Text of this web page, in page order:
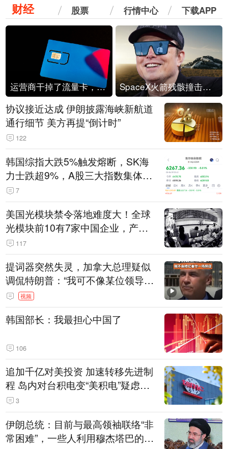
财经 股票 行情中心 下载APP
运营商干掉了流量卡，他们真的玩不起了 SpaceX火箭残骸撞击月球
协议接近达成 伊朗披露海峡新航道
通行细节 美方再提“倒计时”
122
韩国综指大跌5%触发熔断，SK海
力士跌超9%，A股三大指数集体低
开 7
美国光模块禁令落地难度大！全球
光模块前10有7家中国企业，产业
界人士：想“脱钩”并不容易
117
提词器突然失灵，加拿大总理疑似
调侃特朗普：“我可不像某位领导
人，把这当成一场阴谋”，全场哄笑
视频
韩国部长：我最担心中国了
106
追加千亿对美投资 加速转移先进制
程 岛内对台积电变“美积电”疑虑担
忧加剧
3
伊朗总统：目前与最高领袖联络“非
常困难”，一些人利用穆杰塔巴的正